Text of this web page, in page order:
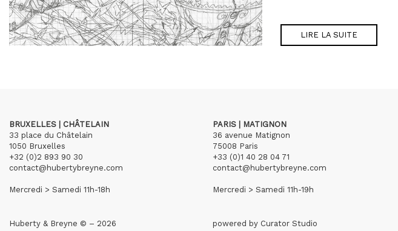
LIRE LA SUITE
BRUXELLES | CHÂTELAIN
33 place du Châtelain
1050 Bruxelles
+32 (0)2 893 90 30
contact@hubertybreyne.com
Mercredi > Samedi 11h-18h
PARIS | MATIGNON
36 avenue Matignon
75008 Paris
+33 (0)1 40 28 04 71
contact@hubertybreyne.com
Mercredi > Samedi 11h-19h
Huberty & Breyne © – 2026 powered by Curator Studio